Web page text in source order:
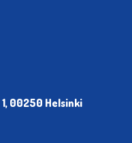
00250 Helsinki